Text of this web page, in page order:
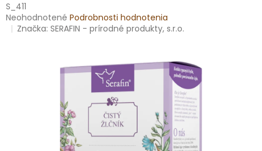
S_411
Priemerné
hodnotenie
Neohodnotené Podrobnosti hodnotenia
Značka:SERAFIN - prírodné produkty, s.r.o.